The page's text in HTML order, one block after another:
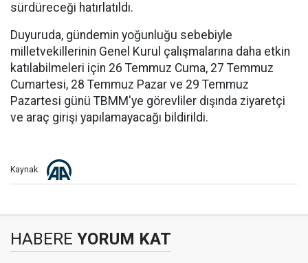
sürdüreceği hatırlatıldı.
Duyuruda, gündemin yoğunluğu sebebiyle
milletvekillerinin Genel Kurul çalışmalarına daha etkin
katılabilmeleri için 26 Temmuz Cuma, 27 Temmuz
Cumartesi, 28 Temmuz Pazar ve 29 Temmuz
Pazartesi günü TBMM'ye görevliler dışında ziyaretçi
ve araç girişi yapılamayacağı bildirildi.
Kaynak:
HABERE YORUM KAT